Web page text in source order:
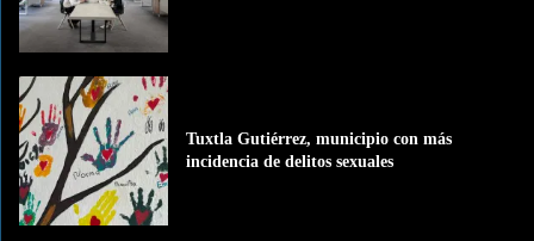
Tuxtla Gutiérrez, municipio con más
incidencia de delitos sexuales